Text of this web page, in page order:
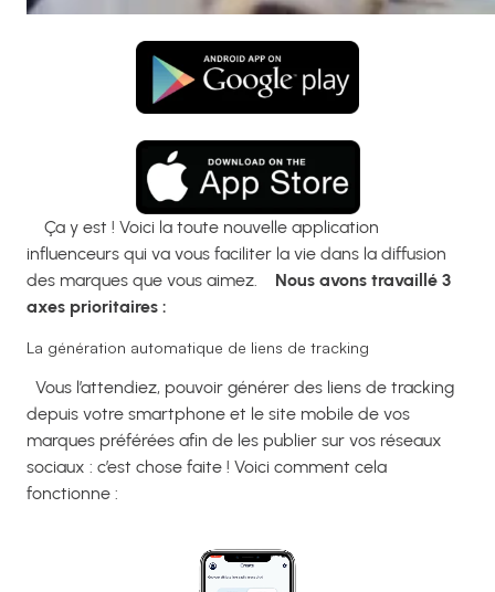
Ça y est ! Voici la toute nouvelle application
influenceurs qui va vous faciliter la vie dans la diffusion
des marques que vous aimez.
Nous avons travaillé 3
axes prioritaires :
La génération automatique de liens de tracking
Vous l’attendiez, pouvoir générer des liens de tracking
depuis votre smartphone et le site mobile de vos
marques préférées afin de les publier sur vos réseaux
sociaux : c’est chose faite ! Voici comment cela
fonctionne :